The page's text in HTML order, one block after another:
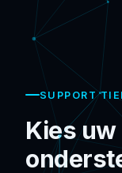
SUPPORT
Kies uw